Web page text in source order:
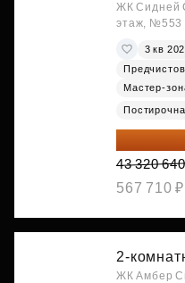
ЖК Сидней
этаж, №553
3 кв
Мастер-
28 158
43 320
567 710 ₽
2-
ЖК Амбер